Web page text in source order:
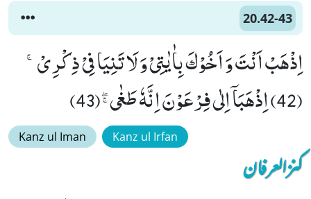
20.42-43
اِذْهَبْ اَنْتَ وَ اَخُوْكَ بِاٰیٰتِیْ وَ لَا تَنِیَا فِیْ ذِكْرِیْۚ
(42) اِذْهَبَاۤ اِلٰى فِرْعَوْنَ اِنَّهٗ طَغٰىﭕ(43)
Kanz ul Iman Kanz ul Irfan
کنزالعرفان